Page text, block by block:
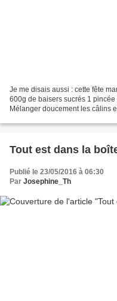
Je me disais aussi : cette fête
600g de baisers sucrés 1
Mélanger doucement les câlins
Tout est dans la
Publié le 23/05/2016 à 06:30
Par Josephine_Th